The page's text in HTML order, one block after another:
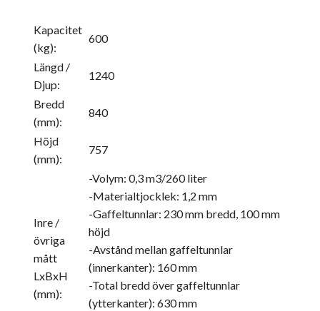
Kapacitet
(kg):
600
Längd /
Djup:
1240
Bredd
(mm):
840
Höjd
(mm):
757
Inre /
övriga
mått
LxBxH
(mm):
-Volym: 0,3 m3/260 liter
-Materialtjocklek: 1,2 mm
-Gaffeltunnlar: 230 mm bredd, 100 mm
höjd
-Avstånd mellan gaffeltunnlar
(innerkanter): 160 mm
-Total bredd över gaffeltunnlar
(ytterkanter): 630 mm